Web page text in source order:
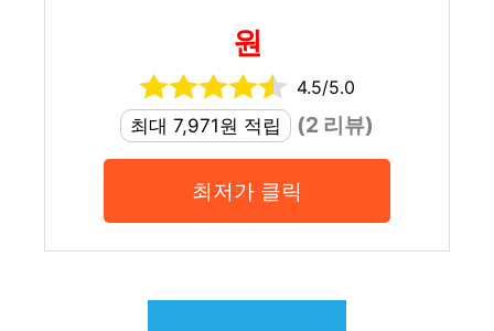
원
4.5/5.0
최대 7,971원 적립
(2 리뷰)
최저가 클릭